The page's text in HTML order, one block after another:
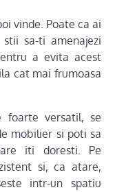
vinde. Poate ca ai
sa-ti amenajezi
a evita acest
cat mai frumoasa
foarte versatil, se
mobilier si poti sa
iti doresti. Pe
si, ca atare,
intr-un spatiu